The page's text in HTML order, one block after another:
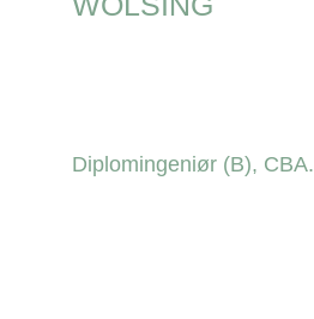
Diplomingeniør (B), CBA.